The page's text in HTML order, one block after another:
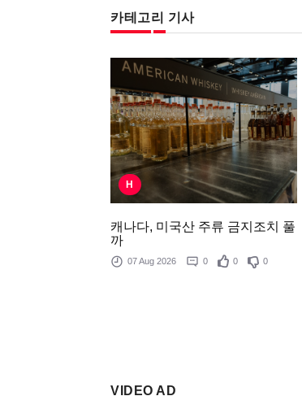
카테고리 기사
H
캐나다, 미국산 주류 금지조치 풀
까
07 Aug 2026 0 0 0
VIDEO AD